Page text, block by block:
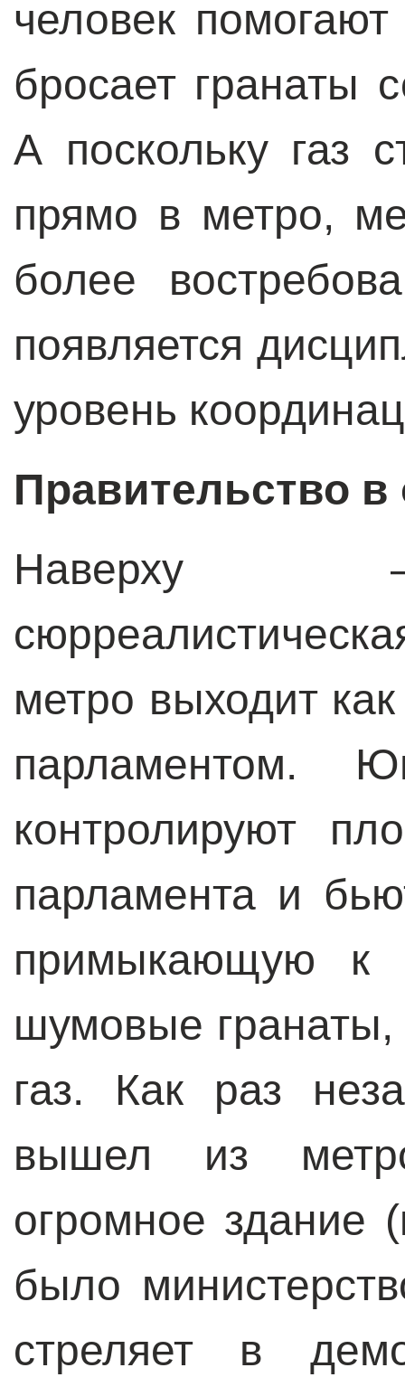
человек
бросает гранаты
А поскольку газ
прямо в метро,
более
появляется
уровень
Правительство в
Наверху
метро выходит
парламентом.
контролируют
парламента и
примыкающую к
шумовые гранаты,
газ. Как раз
вышел из
огромное здание
было
стреляет в